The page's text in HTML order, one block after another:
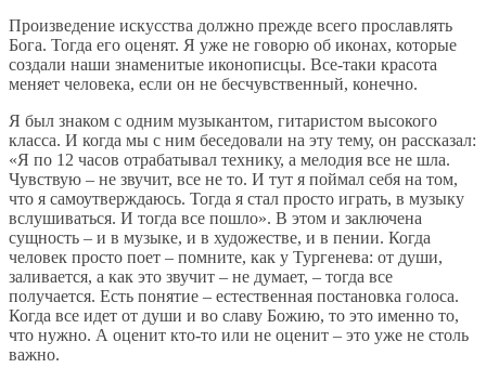
Произведение искусства должно прежде всего прославлять
Бога. Тогда его оценят. Я уже не говорю об иконах, которые
создали наши знаменитые иконописцы. Все-таки красота
меняет человека, если он не бесчувственный, конечно.
Я был знаком с одним музыкантом, гитаристом высокого
класса. И когда мы с ним беседовали на эту тему, он рассказал:
«Я по 12 часов отрабатывал технику, а мелодия все не шла.
Чувствую – не звучит, все не то. И тут я поймал себя на том,
что я самоутверждаюсь. Тогда я стал просто играть, в музыку
вслушиваться. И тогда все пошло». В этом и заключена
сущность – и в музыке, и в художестве, и в пении. Когда
человек просто поет – помните, как у Тургенева: от души,
заливается, а как это звучит – не думает, – тогда все
получается. Есть понятие – естественная постановка голоса.
Когда все идет от души и во славу Божию, то это именно то,
что нужно. А оценит кто-то или не оценит – это уже не столь
важно.